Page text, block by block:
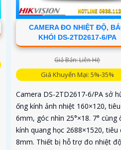
CAMERA ĐO NHIỆT ĐỘ,
KHÓI DS-2TD2617-6/PA
Giá Bán: Liên Hệ
Giá Khuyến Mại: 5%-35%
Camera DS-2TD2617-6/PA sở
ống kính ảnh nhiệt 160×120,
6mm, góc nhìn 25°×18. 7° cùng
kính quang học 2688×1520, tiêu
8mm. Thiết bị hỗ trợ đo nhiệt độ